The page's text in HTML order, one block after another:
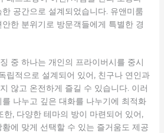
공간으로 설계되었습니다. 유앤미룸
한 분위기로 방문객들에게 특별한 경
중 하나는 개인의 프라이버시를 중시
립적으로 설계되어 있어, 친구나 연인과
않고 온전하게 즐길 수 있습니다. 이러
나누고 깊은 대화를 나누기에 최적화
한, 다양한 테마의 방이 마련되어 있어,
에 맞게 선택할 수 있는 즐거움도 제공